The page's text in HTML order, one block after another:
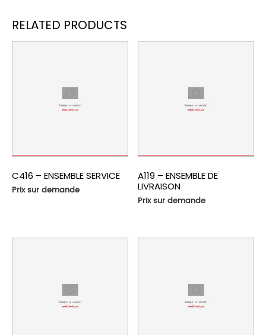
RELATED PRODUCTS
C416 – ENSEMBLE SERVICE
Prix sur demande
A119 – ENSEMBLE DE
LIVRAISON
Prix sur demande